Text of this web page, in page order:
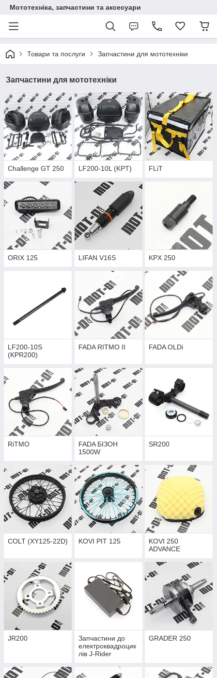
Мототехніка, запчастини та аксесуари
Товари та послуги Запчастини для мототехніки
Запчастини для мототехніки
Challenge GT 250 LF200-10L (KPT) FLiT
ORIX 125 LIFAN V16S KPX 250
LF200-10S
(KPR200)
FADA RITMO II FADA OLDi
RiTMO
FADA БІЗОН
1500W
SR200
COLT (XY125-22D) KOVI PIT 125
KOVI 250
ADVANCE
JR200
Запчастини до
електроквадроцик
лів J-Rider
GRADER 250